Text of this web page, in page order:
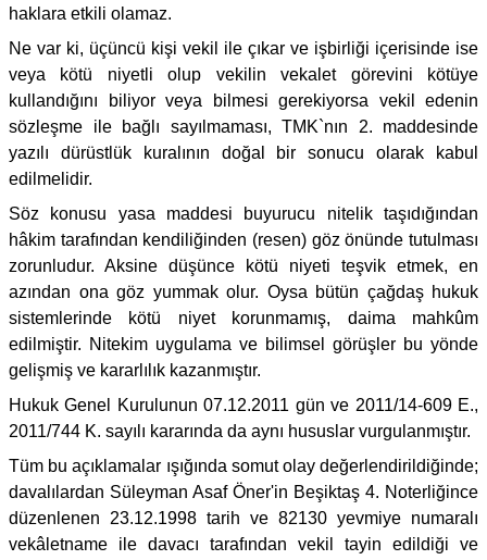
haklara etkili olamaz.
Ne var ki, üçüncü kişi vekil ile çıkar ve işbirliği içerisinde ise
veya kötü niyetli olup vekilin vekalet görevini kötüye
kullandığını biliyor veya bilmesi gerekiyorsa vekil edenin
sözleşme ile bağlı sayılmaması, TMK`nın 2. maddesinde
yazılı dürüstlük kuralının doğal bir sonucu olarak kabul
edilmelidir.
Söz konusu yasa maddesi buyurucu nitelik taşıdığından
hâkim tarafından kendiliğinden (resen) göz önünde tutulması
zorunludur. Aksine düşünce kötü niyeti teşvik etmek, en
azından ona göz yummak olur. Oysa bütün çağdaş hukuk
sistemlerinde kötü niyet korunmamış, daima mahkûm
edilmiştir. Nitekim uygulama ve bilimsel görüşler bu yönde
gelişmiş ve kararlılık kazanmıştır.
Hukuk Genel Kurulunun 07.12.2011 gün ve 2011/14-609 E.,
2011/744 K. sayılı kararında da aynı hususlar vurgulanmıştır.
Tüm bu açıklamalar ışığında somut olay değerlendirildiğinde;
davalılardan Süleyman Asaf Öner'in Beşiktaş 4. Noterliğince
düzenlenen 23.12.1998 tarih ve 82130 yevmiye numaralı
vekâletname ile davacı tarafından vekil tayin edildiği ve